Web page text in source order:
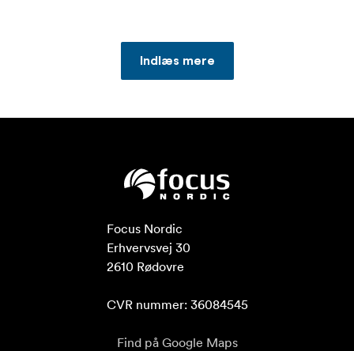
Indlæs mere
Focus Nordic
Erhvervsvej 30
2610 Rødovre
CVR nummer: 36084545
Find på Google Maps